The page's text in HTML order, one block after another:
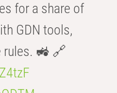
for a share of
GDN tools,
rules. 🚜 🔗